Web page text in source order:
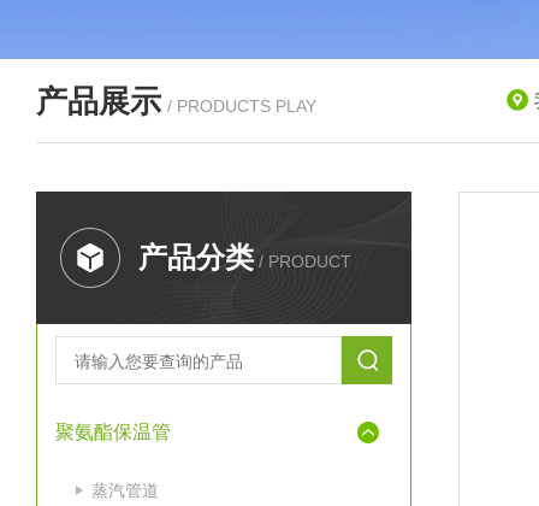
产品展示 / PRODUCTS PLAY
产品分类 / PRODUCT
聚氨酯保温管
蒸汽管道